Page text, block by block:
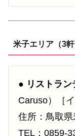
米子エリア（3軒
● リストラ
Caruso）［
住所：鳥取
TEL：0859-